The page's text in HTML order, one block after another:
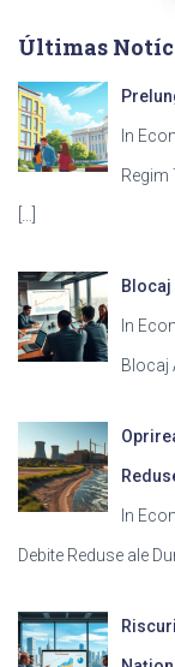
articole
Últimas
In
Regim
Blocaj
In
Blocaj
In
Debite Reduse ale